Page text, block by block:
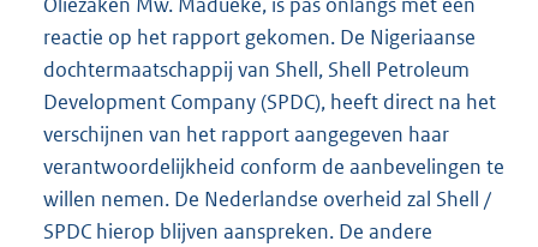
Oliezaken Mw. Madueke, is pas onlangs met een
reactie op het rapport gekomen. De Nigeriaanse
dochtermaatschappij van Shell, Shell Petroleum
Development Company (SPDC), heeft direct na het
verschijnen van het rapport aangegeven haar
verantwoordelijkheid conform de aanbevelingen te
willen nemen. De Nederlandse overheid zal Shell /
SPDC hierop blijven aanspreken. De andere